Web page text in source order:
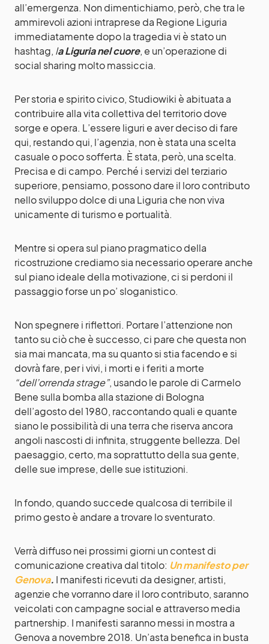
all’emergenza. Non dimentichiamo, però, che tra le
ammirevoli azioni intraprese da Regione Liguria
immediatamente dopo la tragedia vi è stato un
hashtag, la Liguria nel cuore, e un’operazione di
social sharing molto massiccia.
Per storia e spirito civico, Studiowiki è abituata a
contribuire alla vita collettiva del territorio dove
sorge e opera. L’essere liguri e aver deciso di fare
qui, restando qui, l’agenzia, non è stata una scelta
casuale o poco sofferta. È stata, però, una scelta.
Precisa e di campo. Perché i servizi del terziario
superiore, pensiamo, possono dare il loro contributo
nello sviluppo dolce di una Liguria che non viva
unicamente di turismo e portualità.
Mentre si opera sul piano pragmatico della
ricostruzione crediamo sia necessario operare anche
sul piano ideale della motivazione, ci si perdoni il
passaggio forse un po’ sloganistico.
Non spegnere i riflettori. Portare l’attenzione non
tanto su ciò che è successo, ci pare che questa non
sia mai mancata, ma su quanto si stia facendo e si
dovrà fare, per i vivi, i morti e i feriti a morte
“dell’orrenda strage”, usando le parole di Carmelo
Bene sulla bomba alla stazione di Bologna
dell’agosto del 1980, raccontando quali e quante
siano le possibilità di una terra che riserva ancora
angoli nascosti di infinita, struggente bellezza. Del
paesaggio, certo, ma soprattutto della sua gente,
delle sue imprese, delle sue istituzioni.
In fondo, quando succede qualcosa di terribile il
primo gesto è andare a trovare lo sventurato.
Verrà diffuso nei prossimi giorni un contest di
comunicazione creativa dal titolo: Un manifesto per
Genova. I manifesti ricevuti da designer, artisti,
agenzie che vorranno dare il loro contributo, saranno
veicolati con campagne social e attraverso media
partnership. I manifesti saranno messi in mostra a
Genova a novembre 2018. Un’asta benefica in busta